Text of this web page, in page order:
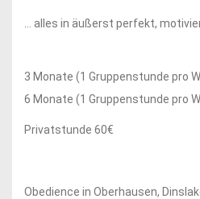
... alles in äußerst perfekt,
3 Monate (1 Gruppenstunde pro
6 Monate (1 Gruppenstunde pro
Privatstunde 60€
Obedience in Oberhausen,